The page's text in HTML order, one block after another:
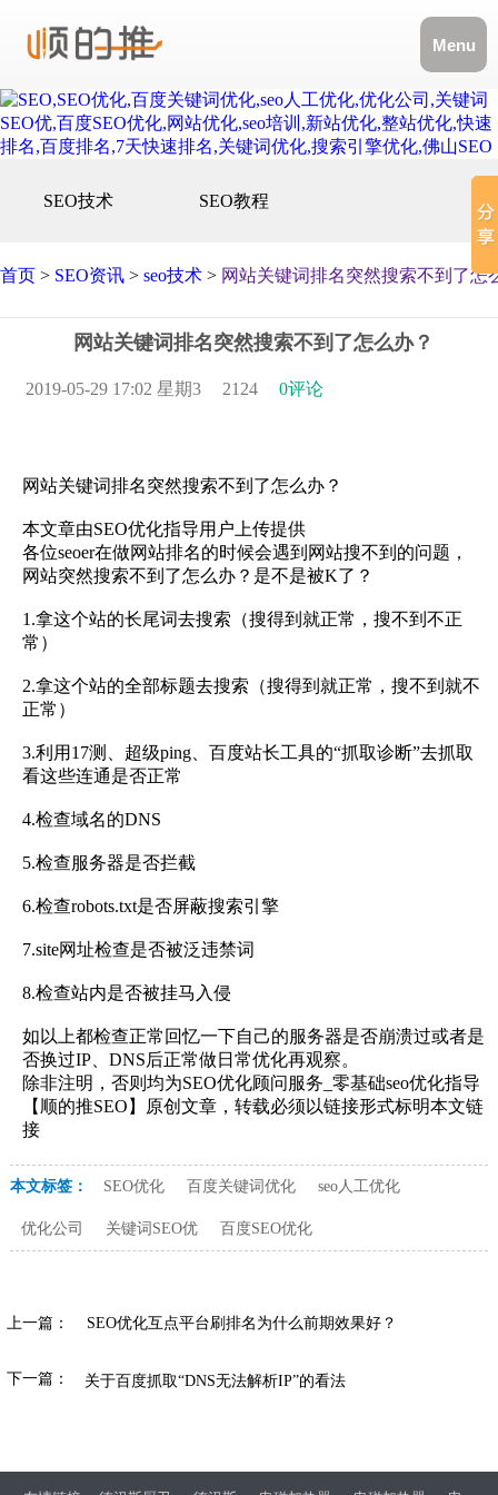
Menu
SEO技术 SEO教程
首页 > SEO资讯 > seo技术 > 网站关键词排名突然搜索不到了怎
网站关键词排名突然搜索不到了怎么办？
2019-05-29 17:02 星期3 2124 0评论
网站关键词排名突然搜索不到了怎么办？
本文章由SEO优化指导用户上传提供
各位seoer在做网站排名的时候会遇到网站搜不到的问题，
网站突然搜索不到了怎么办？是不是被K了？
1.拿这个站的长尾词去搜索（搜得到就正常，搜不到不正
常）
2.拿这个站的全部标题去搜索（搜得到就正常，搜不到就不
正常）
3.利用17测、超级ping、百度站长工具的“抓取诊断”去抓取
看这些连通是否正常
4.检查域名的DNS
5.检查服务器是否拦截
6.检查robots.txt是否屏蔽搜索引擎
7.site网址检查是否被泛违禁词
8.检查站内是否被挂马入侵
如以上都检查正常回忆一下自己的服务器是否崩溃过或者是
否换过IP、DNS后正常做日常优化再观察。
除非注明，否则均为SEO优化顾问服务_零基础seo优化指导
【顺的推SEO】原创文章，转载必须以链接形式标明本文链
接
本文标签： SEO优化 百度关键词优化 seo人工优化
优化公司 关键词SEO优 百度SEO优化
上一篇： SEO优化互点平台刷排名为什么前期效果好？
下一篇： 关于百度抓取“DNS无法解析IP”的看法